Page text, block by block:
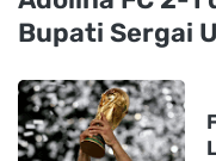
Bupati Sergai